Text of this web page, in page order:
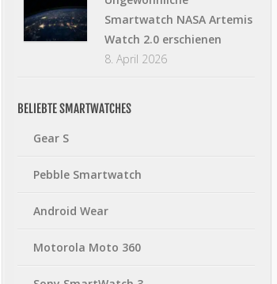
Smartwatch NASA Artemis
Watch 2.0 erschienen
8. April 2026
BELIEBTE SMARTWATCHES
Gear S
Pebble Smartwatch
Android Wear
Motorola Moto 360